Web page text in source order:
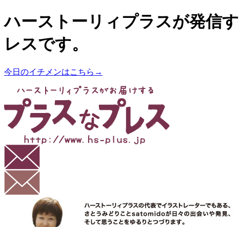
ハーストーリィプラスが発信
レスです。
今日のイチメンはこちら→